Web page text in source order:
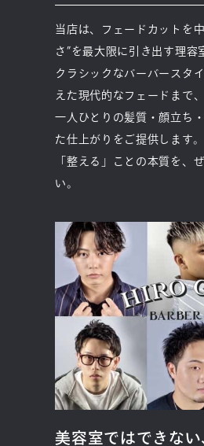
当店は、フェードカットを
さ”を最大限に引き出す理容
クラシックなバーバースタ
えた現代的なフェードまで、
一人ひとりの髪質・顔立ち
た仕上がりをご提供します。
「整える」ことの本質を、
い。
美容室ではできな